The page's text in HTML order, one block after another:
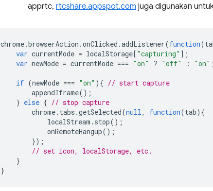
apprtc, rtcshare.appspot.com juga digunakan
chrome.browserAction .onClicked .addListener(function(
var currentMode = localStorage[ "capturing" ];
var newMode = currentMode === "on" ? "off" : "on" ;
if (newMode === "on" ){ // start capture
appendIframe();
} else { // stop capture
chrome. tabs .getSelected(null, function(tab){
localStream . stop();
onRemoteHangup();
});
// set icon, localStorage, etc.
}
}